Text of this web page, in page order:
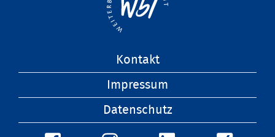
Kontakt
Impressum
Datenschutz